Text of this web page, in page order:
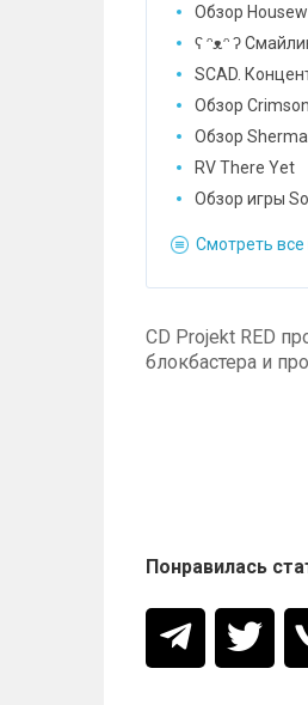
Обзор
ʕ ᵔᴥᵔ ʔ
SCAD.
Обзор
Обзор
RV There Yet
Обзор игры
Смотреть все
CD Projekt RED
блокбастера и
Понравилась